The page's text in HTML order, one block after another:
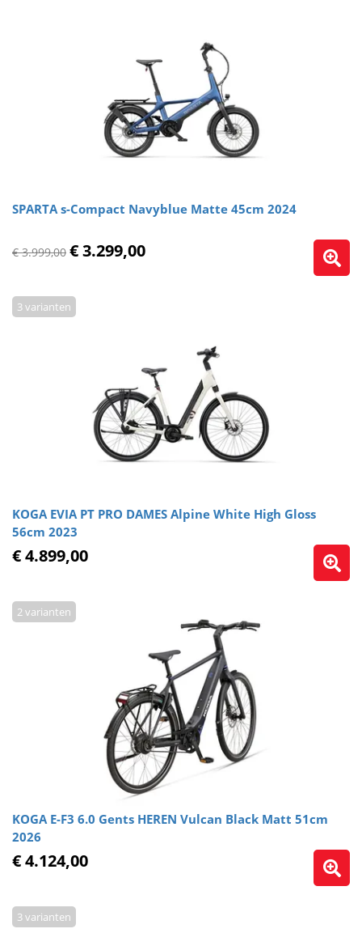
SPARTA s-Compact Navyblue Matte 45cm 2024
€ 3.999,00 € 3.299,00
KOGA EVIA PT PRO DAMES Alpine White High Gloss
56cm 2023
3 varianten
€ 4.899,00
KOGA E-F3 6.0 Gents HEREN Vulcan Black Matt 51cm
2026
2 varianten
€ 4.124,00
3 varianten